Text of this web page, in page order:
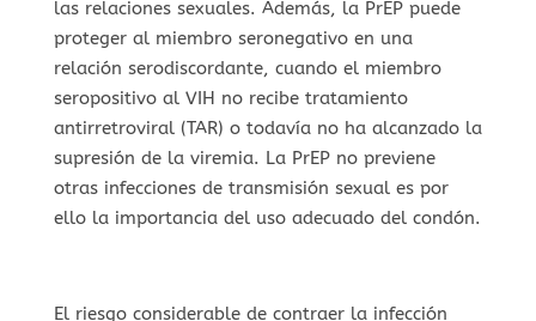
las relaciones sexuales. Además, la PrEP puede
proteger al miembro seronegativo en una
relación serodiscordante, cuando el miembro
seropositivo al VIH no recibe tratamiento
antirretroviral (TAR) o todavía no ha alcanzado la
supresión de la viremia. La PrEP no previene
otras infecciones de transmisión sexual es por
ello la importancia del uso adecuado del condón.
El riesgo considerable de contraer la infección